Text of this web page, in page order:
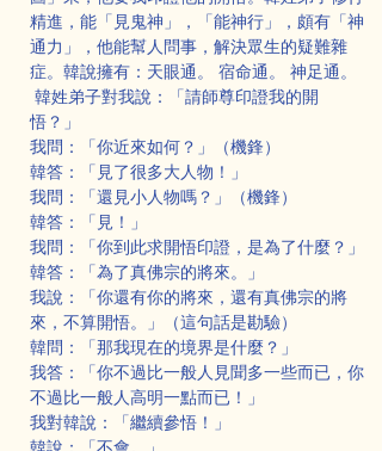
精進，能「見鬼神」，「能神行」，頗有「神
通力」，他能幫人問事，解決眾生的疑難雜
症。韓說擁有：天眼通。 宿命通。 神足通。
韓姓弟子對我說：「請師尊印證我的開
悟？」
我問：「你近來如何？」（機鋒）
韓答：「見了很多大人物！」
我問：「還見小人物嗎？」（機鋒）
韓答：「見！」
我問：「你到此求開悟印證，是為了什麼？」
韓答：「為了真佛宗的將來。」
我說：「你還有你的將來，還有真佛宗的將
來，不算開悟。」（這句話是勘驗）
韓問：「那我現在的境界是什麼？」
我答：「你不過比一般人見聞多一些而已，你
不過比一般人高明一點而已！」
我對韓說：「繼續參悟！」